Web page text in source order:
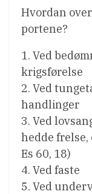
Hvordan
portene?
1. Ved
krigsførelse
2. Ved
handlinger
3. Ved
hedde frelse,
Es 60, 18)
4. Ved faste
5. Ved